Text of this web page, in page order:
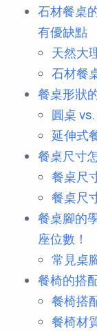
石材餐桌
有優缺點
天然大
石材餐
餐桌形狀
圓桌
延伸式
餐桌尺寸
餐桌尺
餐桌尺
餐桌腳的
座位數！
常見桌
餐椅的搭
餐椅搭
餐椅材